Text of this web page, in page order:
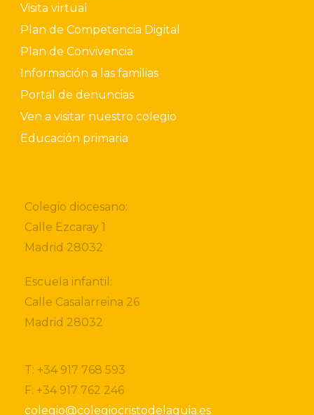
Visita virtual
Plan de Competencia Digital
Plan de Convivencia
Información a las familias
Portal de denuncias
Ven a visitar nuestro colegio
Educación primaria
Colegio diocesano:
Calle Ezcaray 1
Madrid 28032
Escuela infantil:
Calle Casalarreina 26
Madrid 28032
T: +34 917 768 593
F: +34 917 762 246
colegio@colegiocristodelaguia.es